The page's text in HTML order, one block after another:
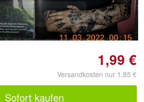
Doppelt antippen zum
vergrößern
1,99 €
Versandkosten nur 1,85 €
Sofort kaufen